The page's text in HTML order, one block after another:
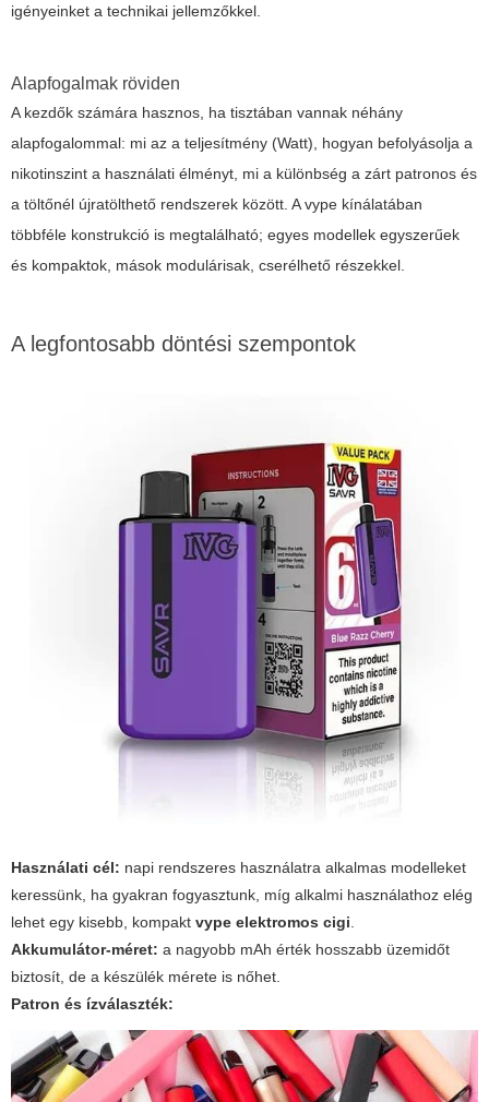
igényeinket a technikai jellemzőkkel.
Alapfogalmak röviden
A kezdők számára hasznos, ha tisztában vannak néhány
alapfogalommal: mi az a teljesítmény (Watt), hogyan befolyásolja a
nikotinszint a használati élményt, mi a különbség a zárt patronos és
a töltőnél újratölthető rendszerek között. Avype kínálatában
többféle konstrukció is megtalálható; egyes modellek egyszerűek
és kompaktok, mások modulárisak, cserélhető részekkel.
A legfontosabb döntési szempontok
Használati cél: napi rendszeres használatra alkalmas modelleket
keressünk, ha gyakran fogyasztunk, míg alkalmi használathoz elég
lehet egy kisebb, kompakt vype elektromos cigi.
Akkumulátor-méret: a nagyobb mAh érték hosszabb üzemidőt
biztosít, de a készülék mérete is nőhet.
Patron és ízválaszték: